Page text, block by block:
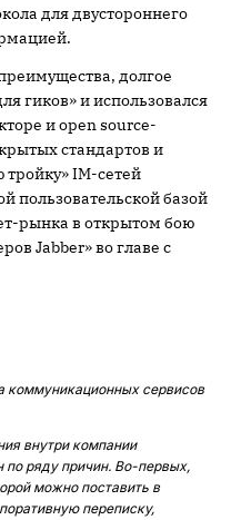
для двустороннего
долгое
гиков» и использовался
и open source-
стандартов и
IM-сетей
пользовательской базой
рынка в открытом бою
Jabber» во главе с
коммуникационных сервисов
внутри компании
по ряду причин. Во-первых,
можно поставить в
переписку,